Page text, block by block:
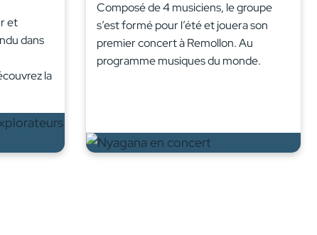
et
dans
la
Composé de 4 musiciens, le groupe
s’est formé pour l’été et jouera son
premier concert à Remollon. Au
programme musiques du monde.